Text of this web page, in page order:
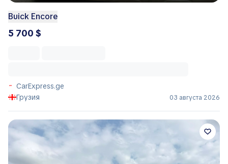
Buick Encore
5 700 $
CarExpress.ge
Грузия
03 августа 2026